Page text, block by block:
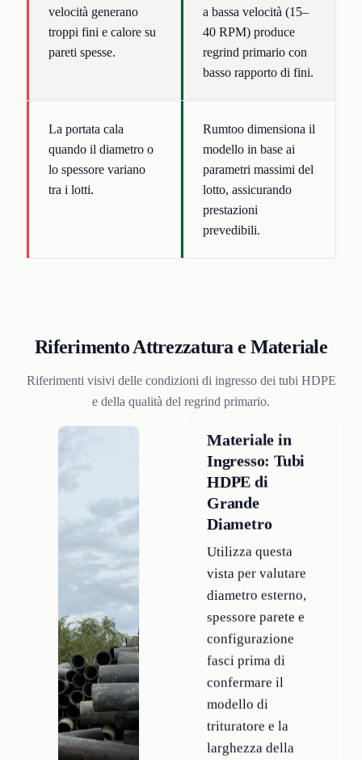
velocità generano
troppi fini e calore su
pareti spesse.
a bassa velocità (15–
40 RPM) produce
regrind primario con
basso rapporto di fini.
La portata cala
quando il diametro o
lo spessore variano
tra i lotti.
Rumtoo dimensiona il
modello in base ai
parametri massimi del
lotto, assicurando
prestazioni
prevedibili.
Riferimento Attrezzatura e Materiale
Riferimenti visivi delle condizioni di ingresso dei tubi HDPE
e della qualità del regrind primario.
Materiale in
Ingresso: Tubi
HDPE di
Grande
Diametro
Utilizza questa
vista per valutare
diametro esterno,
spessore parete e
configurazione
fasci prima di
confermare il
modello di
trituratore e la
larghezza della